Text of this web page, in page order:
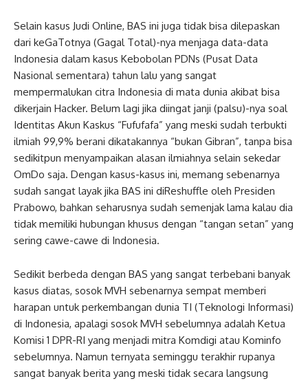
Selain kasus Judi Online, BAS ini juga tidak bisa dilepaskan
dari keGaTotnya (Gagal Total)-nya menjaga data-data
Indonesia dalam kasus Kebobolan PDNs (Pusat Data
Nasional sementara) tahun lalu yang sangat
mempermalukan citra Indonesia di mata dunia akibat bisa
dikerjain Hacker. Belum lagi jika diingat janji (palsu)-nya soal
Identitas Akun Kaskus “Fufufafa” yang meski sudah terbukti
ilmiah 99,9% berani dikatakannya “bukan Gibran”, tanpa bisa
sedikitpun menyampaikan alasan ilmiahnya selain sekedar
OmDo saja. Dengan kasus-kasus ini, memang sebenarnya
sudah sangat layak jika BAS ini diReshuffle oleh Presiden
Prabowo, bahkan seharusnya sudah semenjak lama kalau dia
tidak memiliki hubungan khusus dengan “tangan setan” yang
sering cawe-cawe di Indonesia.
Sedikit berbeda dengan BAS yang sangat terbebani banyak
kasus diatas, sosok MVH sebenarnya sempat memberi
harapan untuk perkembangan dunia TI (Teknologi Informasi)
di Indonesia, apalagi sosok MVH sebelumnya adalah Ketua
Komisi 1 DPR-RI yang menjadi mitra Komdigi atau Kominfo
sebelumnya. Namun ternyata seminggu terakhir rupanya
sangat banyak berita yang meski tidak secara langsung